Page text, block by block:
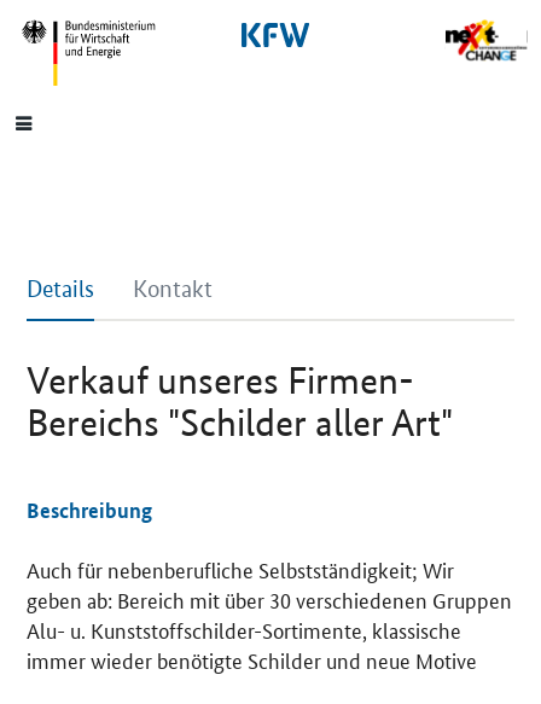
SrOnlyNavigation
Hauptmenü
Details Kontakt
Verkauf unseres Firmen-
Bereichs "Schilder aller Art"
Details
Beschreibung
Auch für nebenberufliche Selbstständigkeit; Wir
geben ab: Bereich mit über 30 verschiedenen Gruppen
Alu- u. Kunststoffschilder-Sortimente, klassische
immer wieder benötigte Schilder und neue Motive